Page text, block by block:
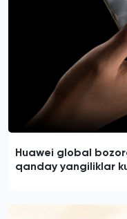
Huawei global
qanday yangiliklar